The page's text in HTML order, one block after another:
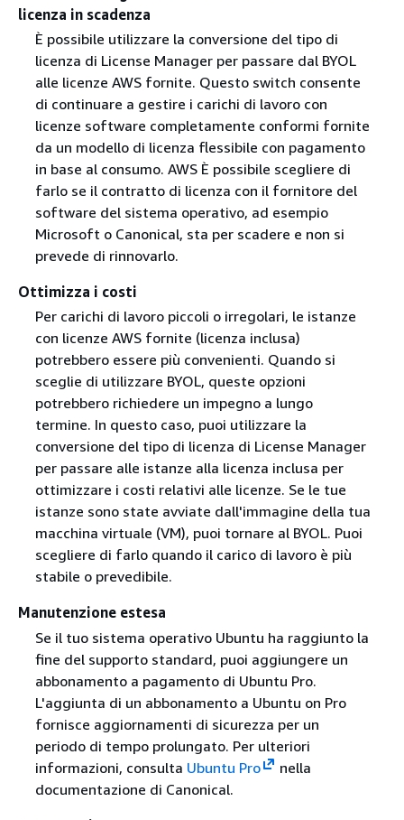
licenza in scadenza
È possibile utilizzare la conversione del tipo di
licenza di License Manager per passare dal BYOL
alle licenze AWS fornite. Questo switch consente
di continuare a gestire i carichi di lavoro con
licenze software completamente conformi fornite
da un modello di licenza flessibile con pagamento
in base al consumo. AWS È possibile scegliere di
farlo se il contratto di licenza con il fornitore del
software del sistema operativo, ad esempio
Microsoft o Canonical, sta per scadere e non si
prevede di rinnovarlo.
Ottimizza i costi
Per carichi di lavoro piccoli o irregolari, le istanze
con licenze AWS fornite (licenza inclusa)
potrebbero essere più convenienti. Quando si
sceglie di utilizzare BYOL, queste opzioni
potrebbero richiedere un impegno a lungo
termine. In questo caso, puoi utilizzare la
conversione del tipo di licenza di License Manager
per passare alle istanze alla licenza inclusa per
ottimizzare i costi relativi alle licenze. Se le tue
istanze sono state avviate dall'immagine della tua
macchina virtuale (VM), puoi tornare al BYOL. Puoi
scegliere di farlo quando il carico di lavoro è più
stabile o prevedibile.
Manutenzione estesa
Se il tuo sistema operativo Ubuntu ha raggiunto la
fine del supporto standard, puoi aggiungere un
abbonamento a pagamento di Ubuntu Pro.
L'aggiunta di un abbonamento a Ubuntu on Pro
fornisce aggiornamenti di sicurezza per un
periodo di tempo prolungato. Per ulteriori
informazioni, consulta Ubuntu Pro
nella
documentazione di Canonical.